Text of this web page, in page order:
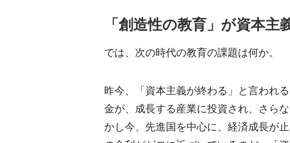
「創造性の教育」が資本主
では、次の時代の教育の課題は何か。
昨今、「資本主義が終わる」と言われ
金が、成長する産業に投資され、さら
かし今、先進国を中心に、経済成長が